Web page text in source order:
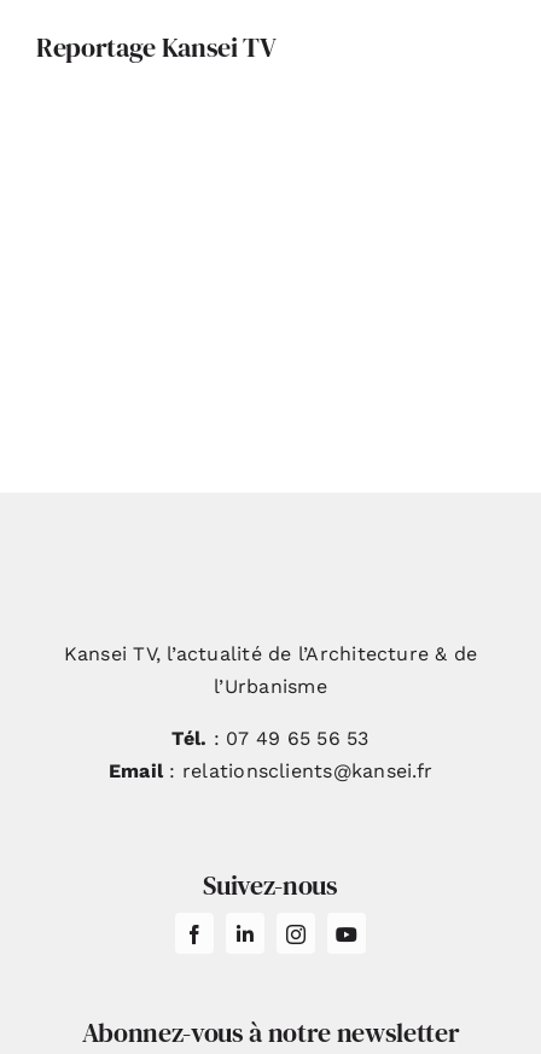
Reportage Kansei TV
Kansei TV, l’actualité de l’Architecture & de
l’Urbanisme
Tél. : 07 49 65 56 53
Email: relationsclients@kansei.fr
Suivez-nous
Abonnez-vous à notre newsletter